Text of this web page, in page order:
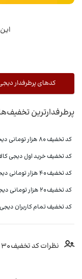
کدهای پرطرفدار
پرطرفدارترین
کد تخفیف 80 هزار تومانی دیجی کالا جت
کد تخفیف خرید اول دیجی
کد تخفیف 40 هزار تومانی دیجی کالا جت
کد تخفیف 20 هزار تومانی دیجی کالا جت
کد تخفیف تمام کاربران
نظرات کد تخفیف 30 هزار تومانی دیجی کالا جت ویژه تمام کاربران